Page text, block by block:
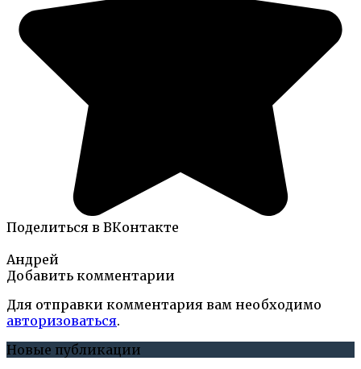
Поделиться в ВКонтакте
Андрей
Добавить комментарии
Для отправки комментария вам необходимо
авторизоваться.
Новые публикации